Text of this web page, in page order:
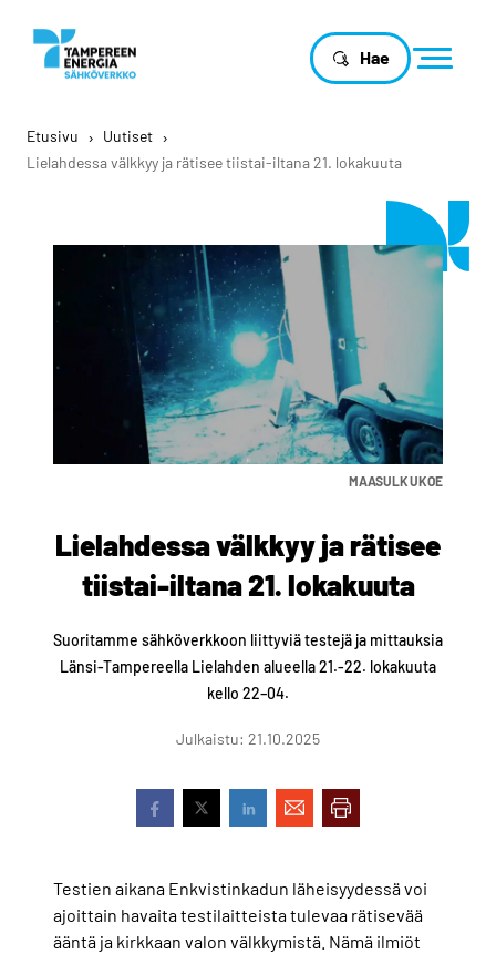
Hae
Etusivu › Uutiset ›
Lielahdessa välkkyy ja rätisee tiistai-iltana 21. lokakuuta
MAASULKUKOE
Lielahdessa välkkyy ja rätisee
tiistai-iltana 21. lokakuuta
Suoritamme sähköverkkoon liittyviä testejä ja mittauksia
Länsi-Tampereella Lielahden alueella 21.-22. lokakuuta
kello 22–04.
Julkaistu: 21.10.2025
Testien aikana Enkvistinkadun läheisyydessä voi
ajoittain havaita testilaitteista tulevaa rätisevää
ääntä ja kirkkaan valon välkkymistä. Nämä ilmiöt